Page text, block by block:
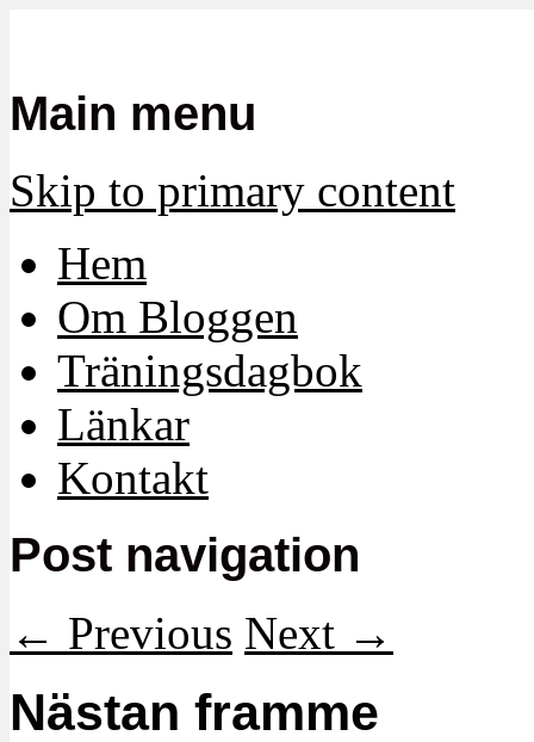
Main menu
Skip to primary content
Hem
Om Bloggen
Träningsdagbok
Länkar
Kontakt
Post navigation
← Previous Next →
Nästan framme